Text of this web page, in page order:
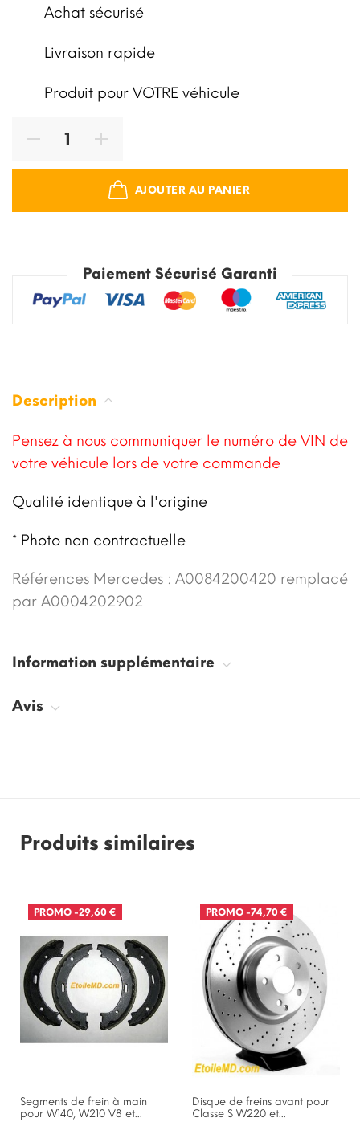
Achat sécurisé
Livraison rapide
Produit pour VOTRE véhicule
AJOUTER AU PANIER
Paiement Sécurisé Garanti
Description
Pensez à nous communiquer le numéro de VIN de
votre véhicule lors de votre commande
Qualité identique à l'origine
* Photo non contractuelle
Références Mercedes : A0084200420 remplacé
par A0004202902
Information supplémentaire
Avis
Produits similaires
PROMO -29,60 €
Segments de frein à main
pour W140, W210 V8 et...
PROMO -74,70 €
Disque de freins avant pour
Classe S W220 et...